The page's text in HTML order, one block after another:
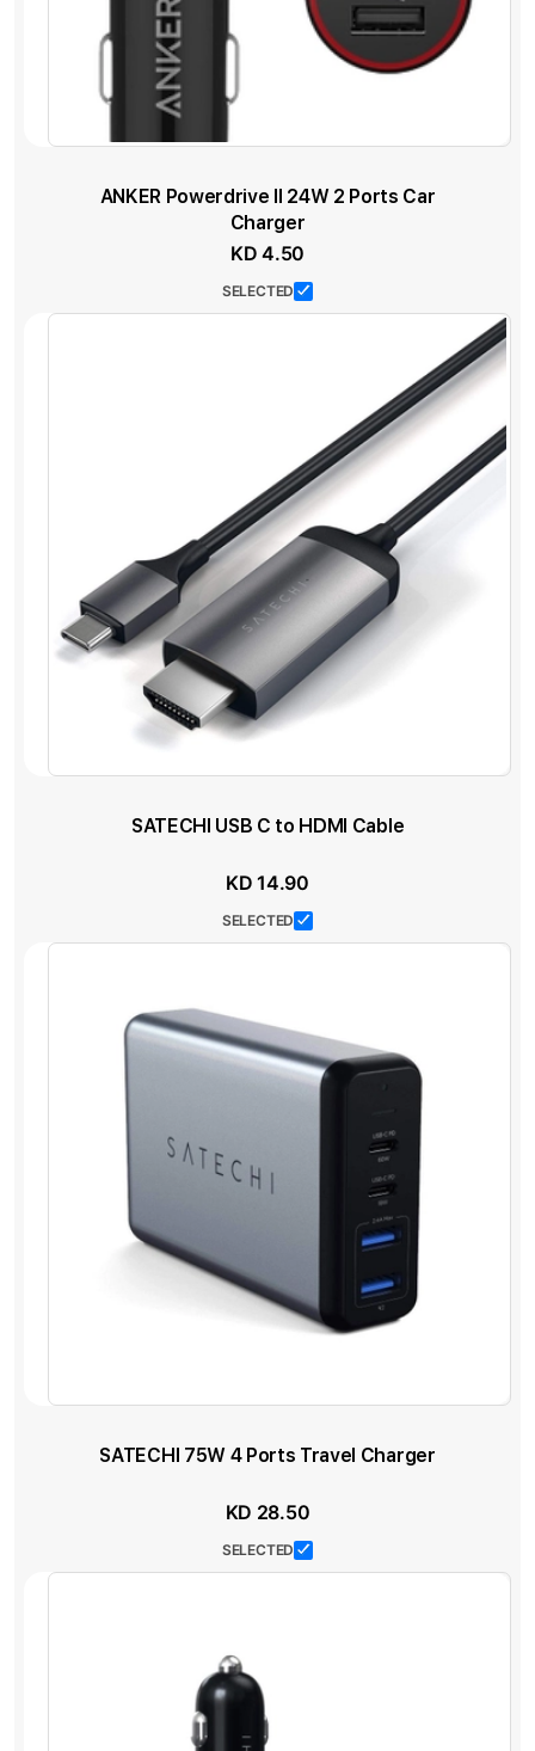
SELECTED
ANKER Powerdrive II 24W 2 Ports Car
Charger
KD 4.50
SELECTED
SATECHI USB C to HDMI Cable
KD 14.90
SELECTED
SATECHI 75W 4 Ports Travel Charger
KD 28.50